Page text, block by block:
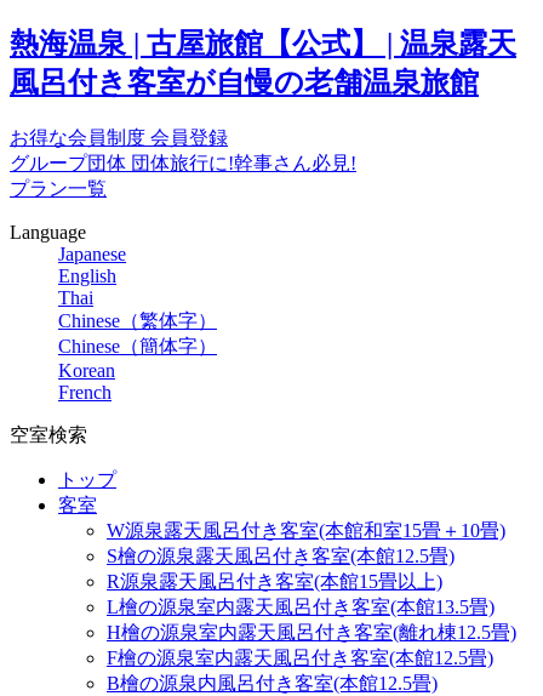
熱海温泉 | 古屋旅館【公式】 | 温泉露天
風呂付き客室が自慢の老舗温泉旅館
お得な会員制度 会員登録
グループ団体 団体旅行に!幹事さん必見!
プラン一覧
Language
Japanese
English
Thai
Chinese（繁体字）
Chinese（簡体字）
Korean
French
空室検索
トップ
客室
W源泉露天風呂付き客室(本館和室15畳＋10畳)
S檜の源泉露天風呂付き客室(本館12.5畳)
R源泉露天風呂付き客室(本館15畳以上)
L檜の源泉室内露天風呂付き客室(本館13.5畳)
H檜の源泉室内露天風呂付き客室(離れ棟12.5畳)
F檜の源泉室内露天風呂付き客室(本館12.5畳)
B檜の源泉内風呂付き客室(本館12.5畳)